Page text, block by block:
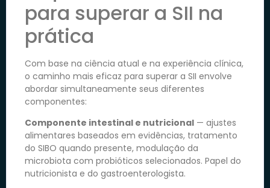
para superar a SII na
prática
Com base na ciência atual e na experiência clínica,
o caminho mais eficaz para superar a SII envolve
abordar simultaneamente seus diferentes
componentes:
Componente intestinal e nutricional — ajustes
alimentares baseados em evidências, tratamento
do SIBO quando presente, modulação da
microbiota com probióticos selecionados. Papel do
nutricionista e do gastroenterologista.